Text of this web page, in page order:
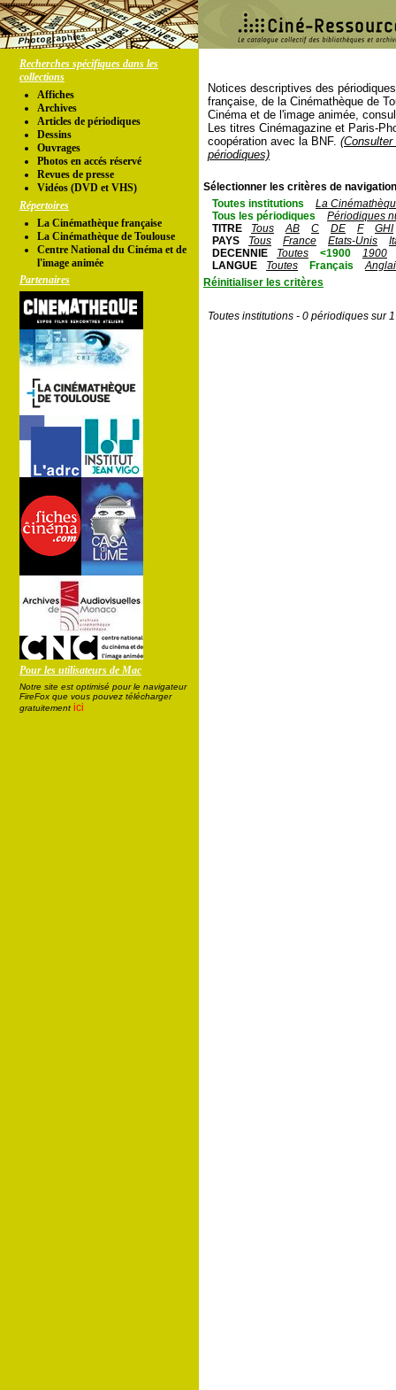
Recherches spécifiques dans les
collections
Affiches
Archives
Articles de périodiques
Dessins
Ouvrages
Photos en accés réservé
Revues de presse
Vidéos (DVD et VHS)
Répertoires
La Cinémathèque française
La Cinémathèque de Toulouse
Centre National du Cinéma et de
l'image animée
Partenaires
Pour les utilisateurs de Mac
Notre site est optimisé pour le navigateur
FireFox que vous pouvez télécharger
gratuitement ici
Notices descriptives des
française, de la Cinémathèque de
Cinéma et de l'image animée,
Les titres Cinémagazine et Paris-
coopération avec la BNF.
périodiques)
Sélectionner les critères de
Toutes institutions
La
Tous les périodiques
Périodiques
TITRE
Tous AB C DE F
GHI
PAYS
Tous France Etats-Unis
DECENNIE
Toutes <1900
1900
LANGUE
Toutes Français
Réinitialiser les critères
Toutes institutions - 0 périodiques sur